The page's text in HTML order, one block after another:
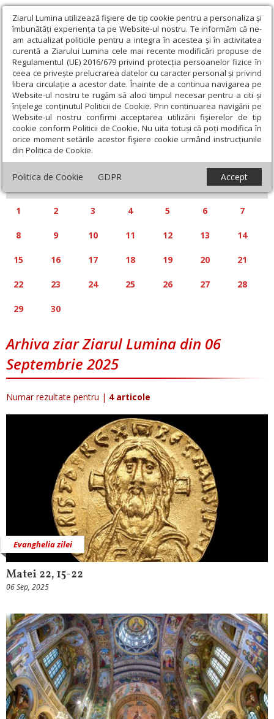
Ziarul Lumina utilizează fişiere de tip cookie pentru a personaliza și
îmbunătăți experiența ta pe Website-ul nostru. Te informăm că ne-
am actualizat politicile pentru a integra în acestea și în activitatea
curentă a Ziarului Lumina cele mai recente modificări propuse de
Regulamentul (UE) 2016/679 privind protecția persoanelor fizice în
ceea ce privește prelucrarea datelor cu caracter personal și privind
libera circulație a acestor date. Înainte de a continua navigarea pe
Website-ul nostru te rugăm să aloci timpul necesar pentru a citi și
înțelege conținutul Politicii de Cookie. Prin continuarea navigării pe
Website-ul nostru confirmi acceptarea utilizării fişierelor de tip
cookie conform Politicii de Cookie. Nu uita totuși că poți modifica în
orice moment setările acestor fişiere cookie urmând instrucțiunile
din Politica de Cookie.
Politica de Cookie GDPR Accept
Calendar articole
« »
SEPTEMBRIE 2025
S D
1 2 3 4 5 6 7
8 9 10 11 12 13 14
15 16 17 18 19 20 21
22 23 24 25 26 27 28
29 30
Arhiva ziar Ziarul Lumina din 06
Septembrie 2025
Numar rezultate pentru | 4 articole
Evanghelia zilei
Matei 22, 15-22
06 Sep, 2025